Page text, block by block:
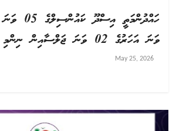
ވަނަ އަހަރުގެ 02 ވަނަ ޖަލްސާއިން ނިންމި ނިންމުންތައް
May 25, 2026